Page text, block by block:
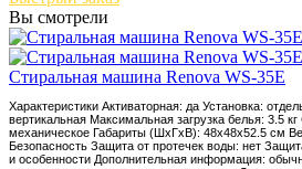
Вы смотрели
Стиральная машина Renova WS-35E
Характеристики Активаторная: да Установка:
вертикальная Максимальная загрузка белья: 3.5
механическое Габариты (ШxГxВ): 48x48x52.5 см
Безопасность Защита от протечек воды: нет
и особенности Дополнительная информация: